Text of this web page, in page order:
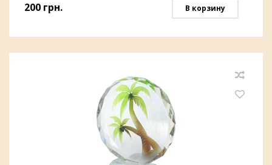
200 грн. В корзину